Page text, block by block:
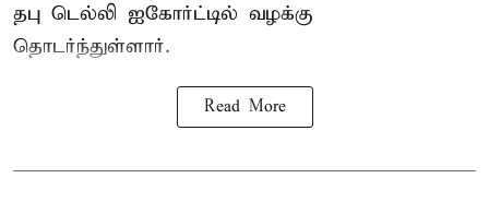
தபு டெல்லி ஐகோர்ட்டில் வழக்கு
தொடர்ந்துள்ளார்.
Read More